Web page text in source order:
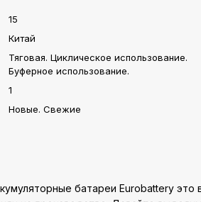
15
Китай
Тяговая. Циклическое использование.
Буферное использование.
1
Новые. Свежие
батареи Eurobattery это